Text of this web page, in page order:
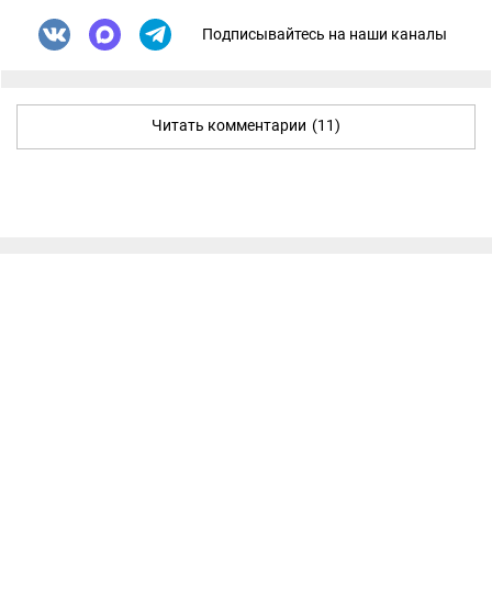
Подписывайтесь на наши каналы
Читать комментарии (11)